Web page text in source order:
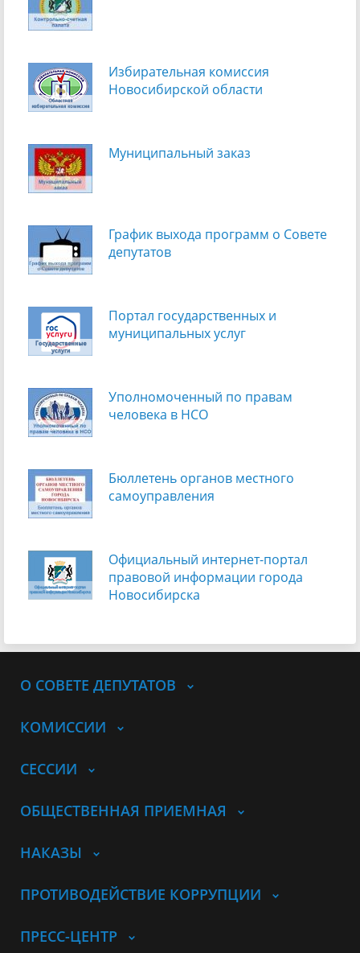
Избирательная комиссия
Новосибирской области
Муниципальный заказ
График выхода программ о Cовете
депутатов
Портал государственных и
муниципальных услуг
Уполномоченный по правам
человека в НСО
Бюллетень органов местного
самоуправления
Официальный интернет-портал
правовой информации города
Новосибирска
О СОВЕТЕ ДЕПУТАТОВ
КОМИССИИ
СЕССИИ
ОБЩЕСТВЕННАЯ ПРИЕМНАЯ
НАКАЗЫ
ПРОТИВОДЕЙСТВИЕ КОРРУПЦИИ
ПРЕСС-ЦЕНТР